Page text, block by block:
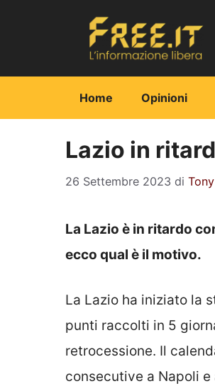
Home Opinioni
Lazio in
26 Settembre 2023 di
La Lazio è in ritardo
ecco qual è il motivo.
La Lazio ha iniziato la
punti raccolti in 5
retrocessione. Il
consecutive a Napoli e